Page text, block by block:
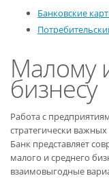
Банковские
Малому
бизнесу
Работа с
стратегически
Банк представляет
малого и среднего
взаимовыгодные